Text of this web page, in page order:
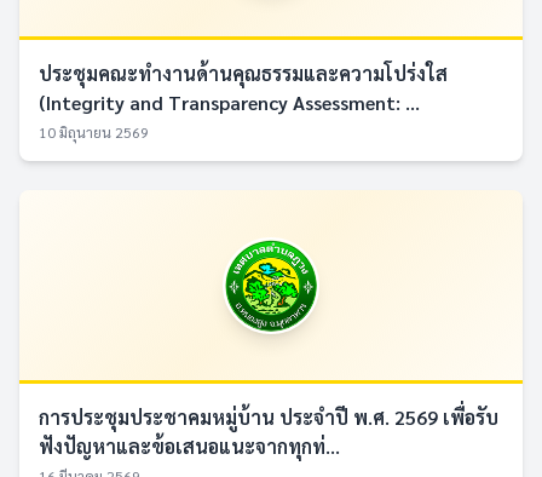
ประชุมคณะทำงานด้านคุณธรรมและความโปร่งใส
(Integrity and Transparency Assessment: ...
10 มิถุนายน 2569
การประชุมประชาคมหมู่บ้าน ประจำปี พ.ศ. 2569 เพื่อรับ
ฟังปัญหาและข้อเสนอแนะจากทุกท่...